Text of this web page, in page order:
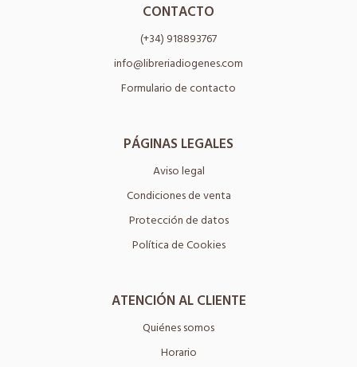
CONTACTO
(+34) 918893767
info@libreriadiogenes.com
Formulario de contacto
PÁGINAS LEGALES
Aviso legal
Condiciones de venta
Protección de datos
Política de Cookies
ATENCIÓN AL CLIENTE
Quiénes somos
Horario